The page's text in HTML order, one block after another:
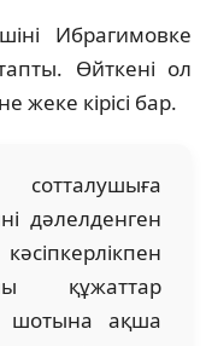
Ибрагимовке
Өйткені ол
жеке кірісі бар.
дәлелденген
құжаттар
шотына ақша